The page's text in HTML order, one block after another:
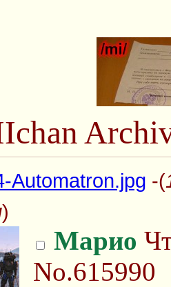
Automatron.jpg -(
)
Марио
No.615990